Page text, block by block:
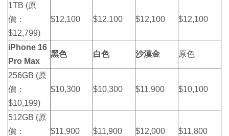
1TB (原
價：
$12,799)
$12,100 $12,100 $12,100 $12,100
iPhone 16
Pro Max
黑色 白色 沙漠金 原色
256GB (原
價：
$10,199)
$10,300 $10,300 $11,900 $10,100
512GB (原
價：
$11,900 $11,900 $12,000 $11,800